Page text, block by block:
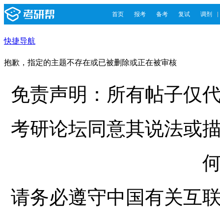
首页 报考 备考 复试 调剂
快捷导航
抱歉，指定的主题不存在或已被删除或正在被审核
免责声明：所有帖子仅
考研论坛同意其说法或
请务必遵守中国有关互